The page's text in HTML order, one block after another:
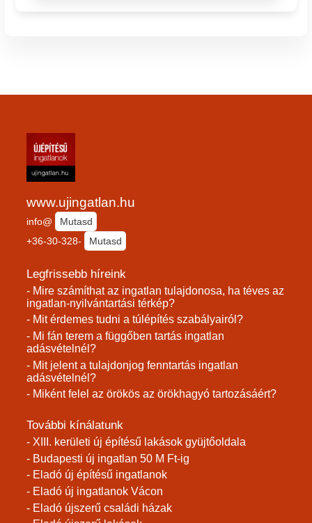
www.ujingatlan.hu
info@
Mutasd
+36-30-328-
Mutasd
Legfrissebb híreink
- Mire számíthat az ingatlan tulajdonosa, ha téves az
ingatlan-nyilvántartási térkép?
- Mit érdemes tudni a túlépítés szabályairól?
- Mi fán terem a függőben tartás ingatlan
adásvételnél?
- Mit jelent a tulajdonjog fenntartás ingatlan
adásvételnél?
- Miként felel az örökös az örökhagyó tartozásáért?
További kínálatunk
- XIII. kerületi új építésű lakások gyüjtőoldala
- Budapesti új ingatlan 50 M Ft-ig
- Eladó új építésű ingatlanok
- Eladó új ingatlanok Vácon
- Eladó újszerű családi házak